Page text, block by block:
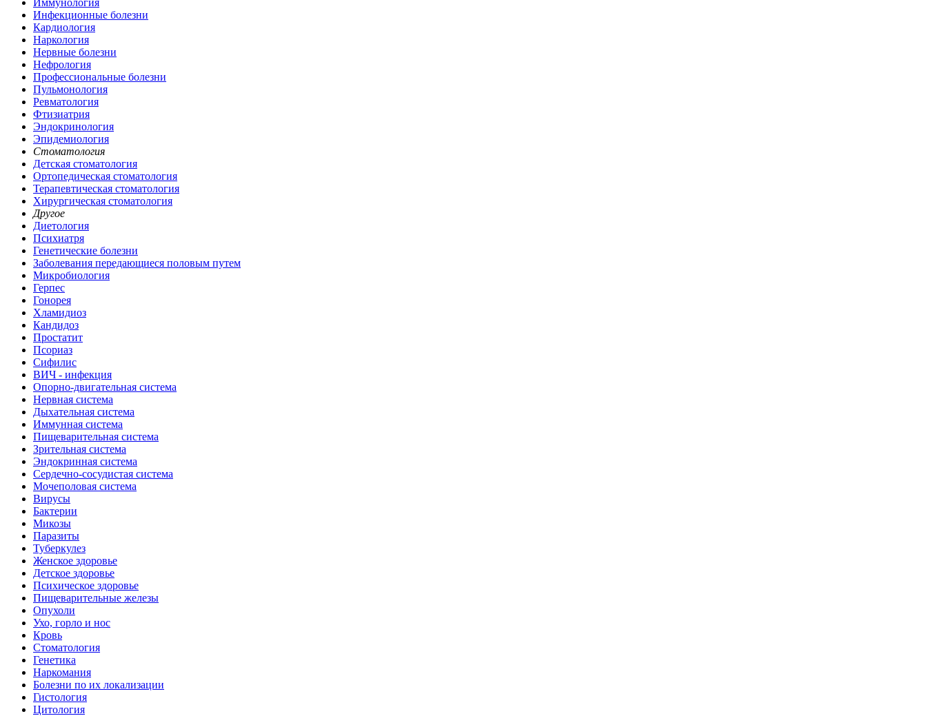
Иммунология
Инфекционные болезни
Кардиология
Наркология
Нервные болезни
Нефрология
Профессиональные болезни
Пульмонология
Ревматология
Фтизиатрия
Эндокринология
Эпидемиология
Стоматология
Детская стоматология
Ортопедическая стоматология
Терапевтическая стоматология
Хирургическая стоматология
Другое
Диетология
Психиатря
Генетические болезни
Заболевания передающиеся половым путем
Микробиология
Герпес
Гонорея
Хламидиоз
Кандидоз
Простатит
Псориаз
Сифилис
ВИЧ - инфекция
Опорно-двигательная система
Нервная система
Дыхательная система
Иммунная система
Пищеварительная система
Зрительная система
Эндокринная система
Сердечно-сосудистая система
Мочеполовая система
Вирусы
Бактерии
Микозы
Паразиты
Туберкулез
Женское здоровье
Детское здоровье
Психическое здоровье
Пищеварительные железы
Опухоли
Ухо, горло и нос
Кровь
Стоматология
Генетика
Наркомания
Болезни по их локализации
Гистология
Цитология